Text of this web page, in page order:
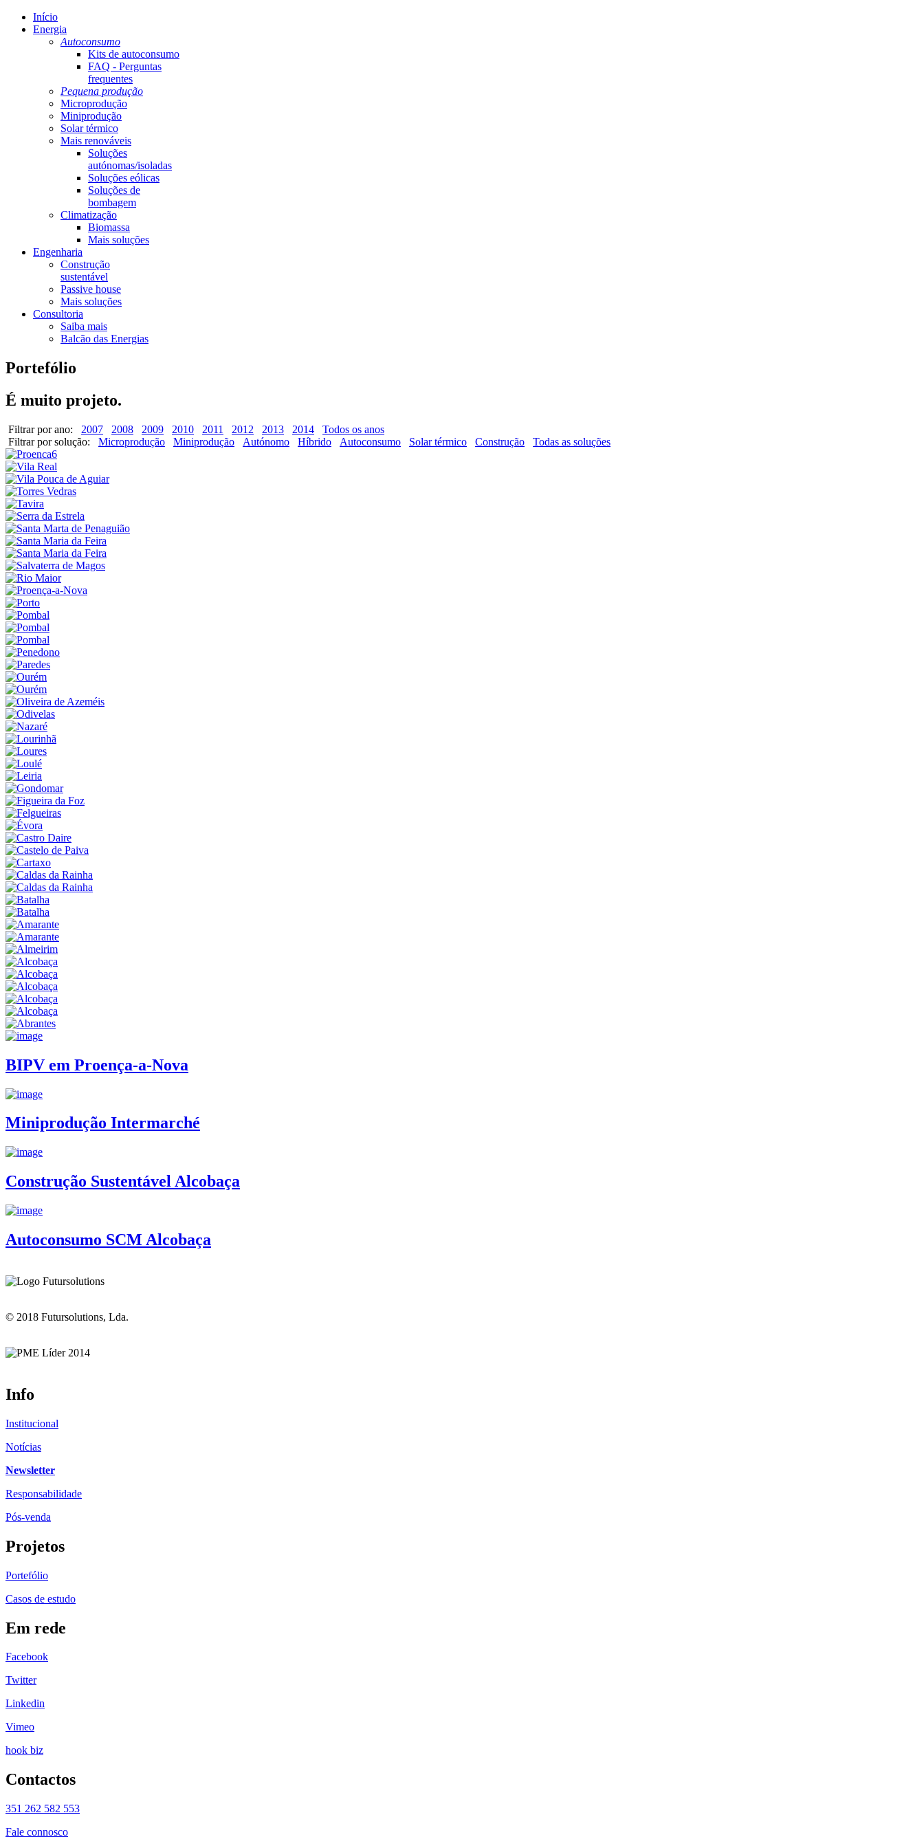
Início
Energia
Autoconsumo
Kits de autoconsumo
FAQ - Perguntas
frequentes
Pequena produção
Microprodução
Miniprodução
Solar térmico
Mais renováveis
Soluções
autónomas/isoladas
Soluções eólicas
Soluções de
bombagem
Climatização
Biomassa
Mais soluções
Engenharia
Construção
sustentável
Passive house
Mais soluções
Consultoria
Saiba mais
Balcão das Energias
Portefólio
É muito projeto.
Filtrar por ano: 2007 2008 2009 2010 2011 2012 2013 2014
Todos os anos
Filtrar por solução: Microprodução Miniprodução Autónomo Híbrido Autoconsumo Solar térmico Construção Todas as soluções
BIPV em Proença-a-Nova
Miniprodução Intermarché
Construção Sustentável Alcobaça
Autoconsumo SCM Alcobaça
© 2018 Futursolutions, Lda.
Info
Institucional
Notícias
Newsletter
Responsabilidade
Pós-venda
Projetos
Portefólio
Casos de estudo
Em rede
Facebook
Twitter
Linkedin
Vimeo
hook biz
Contactos
351 262 582 553
Fale connosco